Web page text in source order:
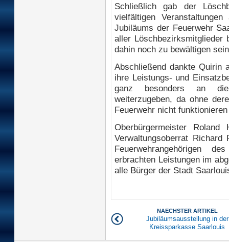
Schließlich gab der
vielfältigen
Jubiläums der Feuerwehr
aller Löschbezirksmitglieder
dahin noch zu bewältigen
Abschließend dankte Quirin
ihre Leistungs- und
ganz besonders an die
weiterzugeben, da ohne
Feuerwehr nicht
Oberbürgermeister
Verwaltungsoberrat
Feuerwehrangehörigen
erbrachten Leistungen im
alle Bürger der Stadt
NAECHSTER ARTIKEL
Jubiläumsausstellung in der
Kreissparkasse Saarlouis